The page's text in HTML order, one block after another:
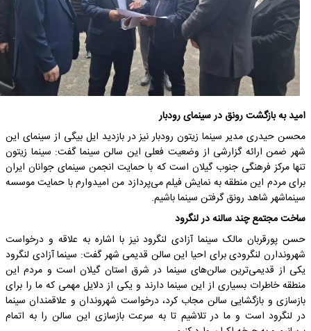
امید به بازگشت رونق در سینمای رودبار
محسن حیدری مدیر سینما زیتون رودبار نیز در بازدید ایل بیگی از سینمای این
شهر ضمن ارائه گزارشی از وضعیت فعلی این سالن سینما گفت: سینما زیتون
تنها مرکز فرهنگی جنوب گیلان است که با حمایت انجمن سینمای جوانان ایران
برای مردم این منطقه به نمایش فیلم می‌پردازد من امیدوارم با حمایت موسسه
سینماشهر شاهد رونق گرفتن سینما باشیم.
ساخت مجتمع چند سالنه در لنگرود
حسن پورقربان مالک سینما آزادی لنگرود نیز با اشاره به علاقه و درخواست
شهروندارن لنگرودی برای احیا این سالن قدیمی شهر گفت: سینما آزادی لنگرود
یکی از قدیمی‌ترین سالن‌های سینما در شرق استان گیلان است و مردم این
منطقه خاطرات بسیاری از این سینما دارند و یکی از دلایل مهمی که ما را برای
بازسازی و بازگشایی سالن مجاب کرد، درخواست شهروندان و علاقمندان سینما
در لنگرود است و ما در تلاشیم تا به سرعت بازسازی این سالن را به اتمام